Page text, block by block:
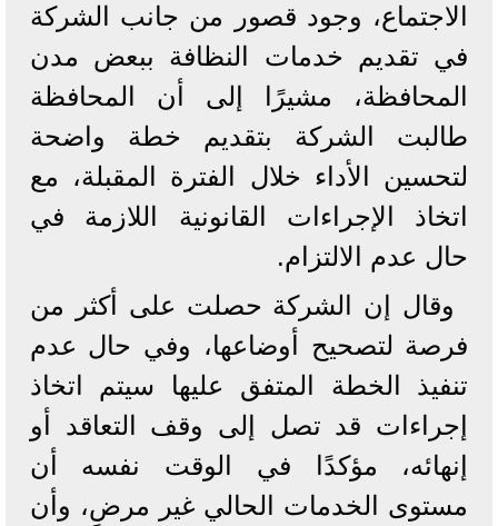
الاجتماع، وجود قصور من جانب الشركة
في تقديم خدمات النظافة ببعض مدن
المحافظة، مشيرًا إلى أن المحافظة
طالبت الشركة بتقديم خطة واضحة
لتحسين الأداء خلال الفترة المقبلة، مع
اتخاذ الإجراءات القانونية اللازمة في
حال عدم الالتزام.
وقال إن الشركة حصلت على أكثر من
فرصة لتصحيح أوضاعها، وفي حال عدم
تنفيذ الخطة المتفق عليها سيتم اتخاذ
إجراءات قد تصل إلى وقف التعاقد أو
إنهائه، مؤكدًا في الوقت نفسه أن
مستوى الخدمات الحالي غير مرضٍ، وأن